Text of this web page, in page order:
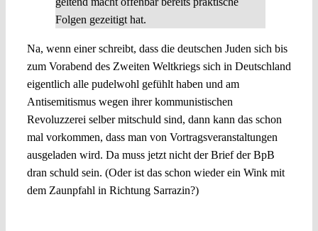
Folgen gezeitigt hat.
Na, wenn einer schreibt, dass die deutschen Juden sich bis
zum Vorabend des Zweiten Weltkriegs sich in Deutschland
eigentlich alle pudelwohl gefühlt haben und am
Antisemitismus wegen ihrer kommunistischen
Revoluzzerei selber mitschuld sind, dann kann das schon
mal vorkommen, dass man von Vortragsveranstaltungen
ausgeladen wird. Da muss jetzt nicht der Brief der BpB
dran schuld sein. (Oder ist das schon wieder ein Wink mit
dem Zaunpfahl in Richtung Sarrazin?)